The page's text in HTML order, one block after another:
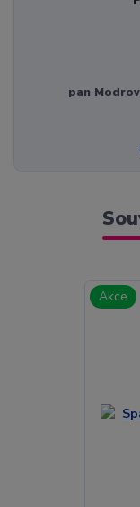
pan
Akce